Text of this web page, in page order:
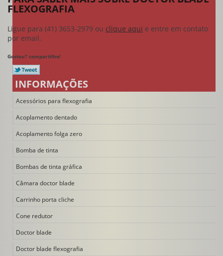
FLEXOGRAFIA
Ligue para (41) 3653-2979 ou clique aqui e entre em contato
por email.
Gostou? compartilhe!
INFORMAÇÕES
Acessórios para flexografia
Acoplamento dentado
Acoplamento folga zero
Bomba de tinta
Bombas de tinta gráfica
Câmara doctor blade
Carrinho porta cliche
Cone redutor
Doctor blade
Doctor blade flexografia